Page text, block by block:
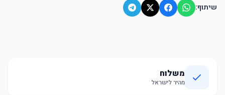
שיתוף:
משלוח
מהיר לישראל